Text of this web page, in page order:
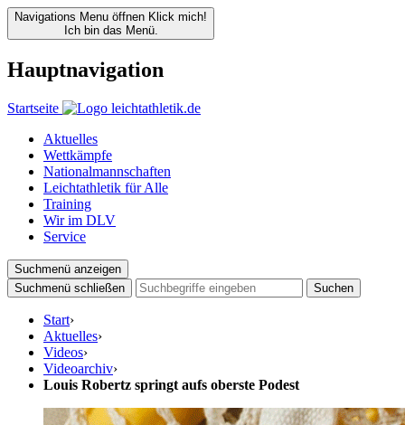
Navigations Menu öffnen Klick mich!
Ich bin das Menü.
Hauptnavigation
Startseite
Aktuelles
Wettkämpfe
Nationalmannschaften
Leichtathletik für Alle
Training
Wir im DLV
Service
Suchmenü anzeigen
Suchmenü schließen
Suchen
Start›
Aktuelles›
Videos›
Videoarchiv›
Louis Robertz springt aufs oberste Podest